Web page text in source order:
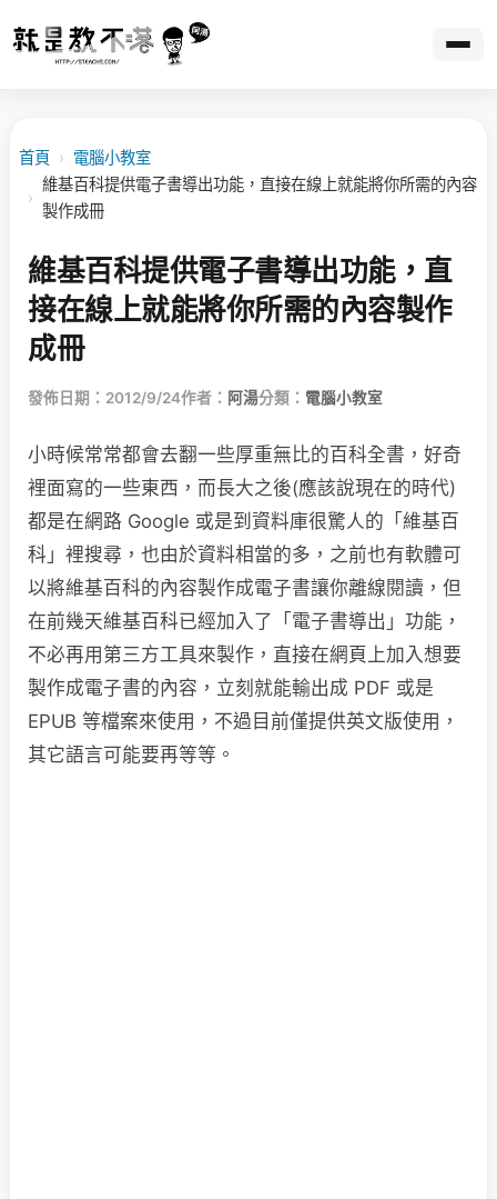
首頁 › 電腦小教室
›
維基百科提供電子書導出功能，直接在線上就能將你所需的內容
製作成冊
維基百科提供電子書導出功能，直
接在線上就能將你所需的內容製作
成冊
發佈日期：2012/9/24作者： 阿湯分類： 電腦小教室
小時候常常都會去翻一些厚重無比的百科全書，好奇
裡面寫的一些東西，而長大之後(應該說現在的時代)
都是在網路 Google 或是到資料庫很驚人的「維基百
科」裡搜尋，也由於資料相當的多，之前也有軟體可
以將維基百科的內容製作成電子書讓你離線閱讀，但
在前幾天維基百科已經加入了「電子書導出」功能，
不必再用第三方工具來製作，直接在網頁上加入想要
製作成電子書的內容，立刻就能輸出成 PDF 或是
EPUB 等檔案來使用，不過目前僅提供英文版使用，
其它語言可能要再等等。